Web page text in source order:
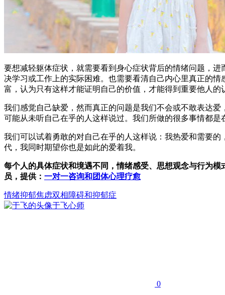
要想减轻躯体症状，就需要看到身心症状背后的情绪问题，
决学习或工作上的实际困难。也需要看清自己内心里真正的
富，认为只有这样才能证明自己的价值，才能得到重要他人的
我们感觉自己缺爱，然而真正的问题是我们不会或不敢表达
可能从未听自己在乎的人这样说过。我们所做的很多事情都
我们可以试着勇敢的对自己在乎的人这样说：我热爱和需要
代，我同时期望你也是如此的爱着我。
每个人的具体症状和境遇不同，情绪感受、思想观念与行为
员，提供： 一对一咨询和团体心理疗愈
情绪抑郁焦虑双相障碍和抑郁症
于飞心师
0